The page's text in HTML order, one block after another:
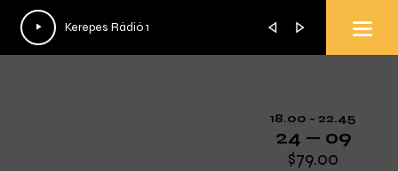
Kerepes Rádió 1
Audió
lejátszó
Lounge Radio
Audió
lejátszó
18.00 - 22.45
24 — 09
$79.00